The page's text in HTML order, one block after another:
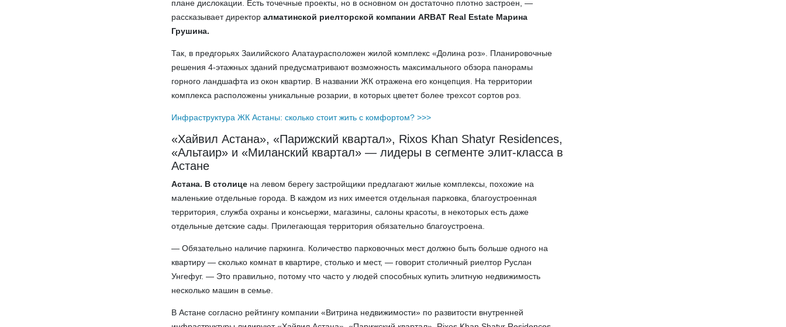
плане дислокации. Есть точечные проекты, но в основном он достаточно плотно застроен, —
рассказывает директоралматинской риелторской компании ARBAT Real Estate Марина
Грушина.
Так, в предгорьях Заилийского Алатаурасположен жилой комплекс «Долина роз». Планировочные
решения 4-этажных зданий предусматривают возможность максимального обзора панорамы
горного ландшафта из окон квартир. В названии ЖК отражена его концепция. На территории
комплекса расположены уникальные розарии, в которых цветет более трехсот сортов роз.
Инфраструктура ЖК Астаны: сколько стоит жить с комфортом? >>>
«Хайвил Астана», «Парижский квартал», Rixos Khan Shatyr Residences,
«Альтаир» и «Миланский квартал» — лидеры в сегменте элит-класса в
Астане
Астана. В столице на левом берегу застройщики предлагают жилые комплексы, похожие на
маленькие отдельные города. В каждом из них имеется отдельная парковка, благоустроенная
территория, служба охраны и консьержи, магазины, салоны красоты, в некоторых есть даже
отдельные детские сады. Прилегающая территория обязательно благоустроена.
— Обязательно наличие паркинга. Количество парковочных мест должно быть больше одного на
квартиру — сколько комнат в квартире, столько и мест, — говорит столичный риелтор Руслан
Унгефуг. — Это правильно, потому что часто у людей способных купить элитную недвижимость
несколько машин в семье.
В Астане согласно рейтингу компании «Витрина недвижимости» по развитости внутренней